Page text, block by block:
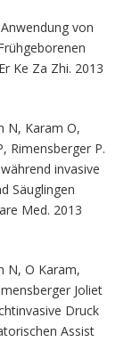
von
Ke Za Zhi. 2013
N, Karam O,
Rimensberger P.
invasive
Säuglingen
Med. 2013
N, O Karam,
Joliet
Druck
Assist